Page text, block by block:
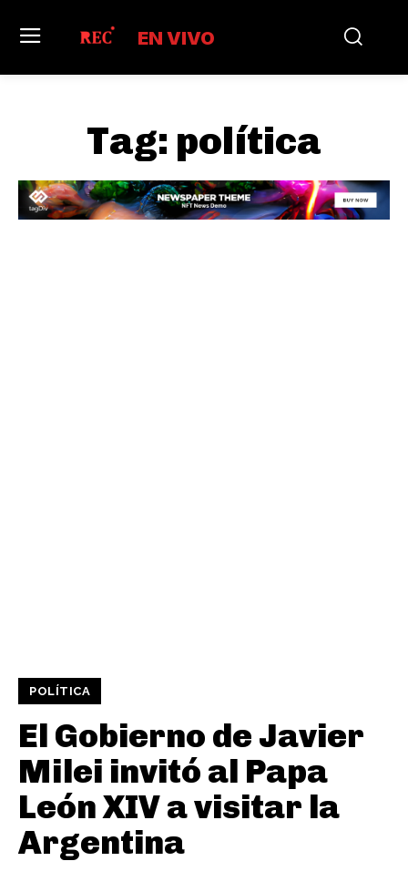
EN VIVO
Tag: política
POLÍTICA
El Gobierno de Javier
Milei invitó al Papa
León XIV a visitar la
Argentina